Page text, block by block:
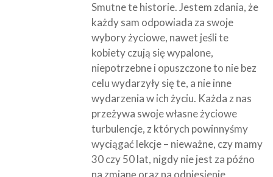
Smutne te historie. Jestem zdania, że
każdy sam odpowiada za swoje
wybory życiowe, nawet jeśli te
kobiety czują się wypalone,
niepotrzebne i opuszczone to nie bez
celu wydarzyły się te, a nie inne
wydarzenia w ich życiu. Każda z nas
przeżywa swoje własne życiowe
turbulencje, z których powinnyśmy
wyciągać lekcje – nieważne, czy mamy
30 czy 50 lat, nigdy nie jest za późno